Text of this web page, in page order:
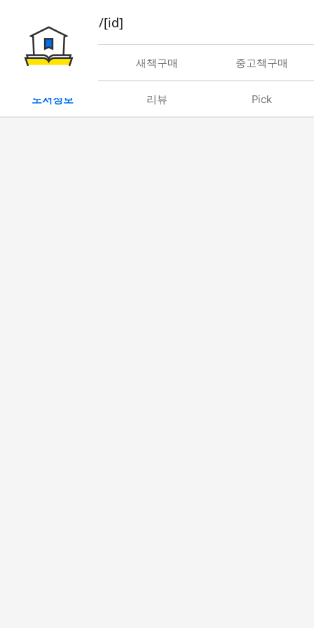
book/rent/[id]
대여 새책구매 중고책구매
도서정보 리뷰 Pick